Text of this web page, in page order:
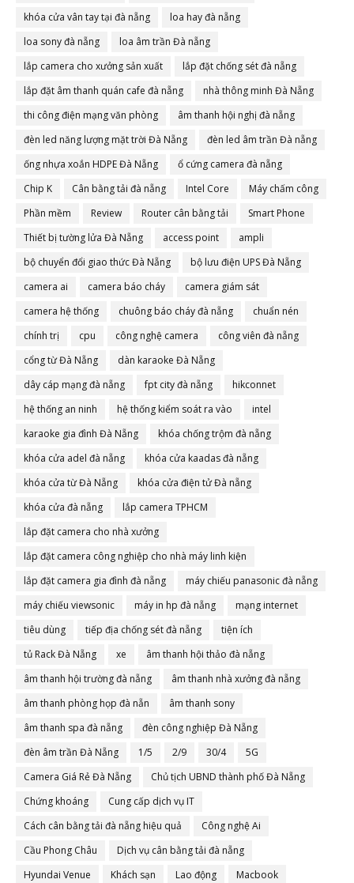
khóa cửa vân tay tại đà nẵng
loa hay đà nẵng
loa sony đà nẵng
loa âm trần Đà nẵng
lắp camera cho xưởng sản xuất
lắp đặt chống sét đà nẵng
lắp đặt âm thanh quán cafe đà nẵng
nhà thông minh Đà Nẵng
thi công điện mạng văn phòng
âm thanh hội nghị đà nẵng
đèn led năng lượng mặt trời Đà Nẵng
đèn led âm trần Đà nẵng
ống nhựa xoắn HDPE Đà Nẵng
ổ cứng camera đà nẵng
Chip K
Cân bằng tải đà nẵng Intel Core
Máy chấm công
Phần mềm
Review Router cân bằng tải
Smart Phone
Thiết bị tường lửa Đà Nẵng
access point
ampli
bộ chuyển đổi giao thức Đà Nẵng
bộ lưu điện UPS Đà Nẵng
camera ai
camera báo cháy
camera giám sát
camera hệ thống
chuông báo cháy đà nẵng
chuẩn nén
chính trị
cpu công nghệ camera
công viên đà nẵng
cổng từ Đà Nẵng
dàn karaoke Đà Nẵng
dây cáp mạng đà nẵng
fpt city đà nẵng
hikconnet
hệ thống an ninh
hệ thống kiểm soát ra vào
intel
karaoke gia đình Đà Nẵng
khóa chống trộm đà nẵng
khóa cửa adel đà nẵng
khóa cửa kaadas đà nẵng
khóa cửa từ Đà Nẵng
khóa cửa điện tử Đà nẵng
khóa cửa đà nẵng
lắp camera TPHCM
lắp đặt camera cho nhà xưởng
lắp đặt camera công nghiệp cho nhà máy linh kiện
lắp đặt camera gia đình đà nẵng
máy chiếu panasonic đà nẵng
máy chiếu viewsonic
máy in hp đà nẵng
mạng internet
tiêu dùng
tiếp địa chống sét đà nẵng
tiện ích
tủ Rack Đà Nẵng
xe
âm thanh hội thảo đà nẵng
âm thanh hội trường đà nẵng
âm thanh nhà xưởng đà nẵng
âm thanh phòng họp đà nẵn
âm thanh sony
âm thanh spa đà nẵng
đèn công nghiệp Đà Nẵng
đèn âm trần Đà Nẵng
1/5 2/9 30/4
5G
Camera Giá Rẻ Đà Nẵng
Chủ tịch UBND thành phố Đà Nẵng
Chứng khoáng
Cung cấp dịch vụ IT
Cách cân bằng tải đà nẵng hiệu quả
Công nghệ Ai
Cầu Phong Châu
Dịch vụ cân bằng tải đà nẵng
Hyundai Venue
Khách sạn Lao động
Macbook